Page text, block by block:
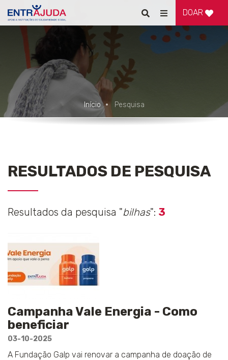
Pesquisar
Alternar
de
navegação
DOAR
Início Pesquisa
RESULTADOS DE PESQUISA
Resultados da pesquisa "bilhas": 3
Campanha Vale Energia - Como
beneficiar
03-10-2025
A Fundação Galp vai renovar a campanha de doação de